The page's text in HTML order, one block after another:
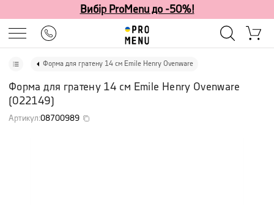
Вибір ProMenu до -50%!
Форма для гратену 14 см Emile Henry Ovenware
Форма для гратену 14 см Emile Henry Ovenware
(022149)
Артикул:08700989